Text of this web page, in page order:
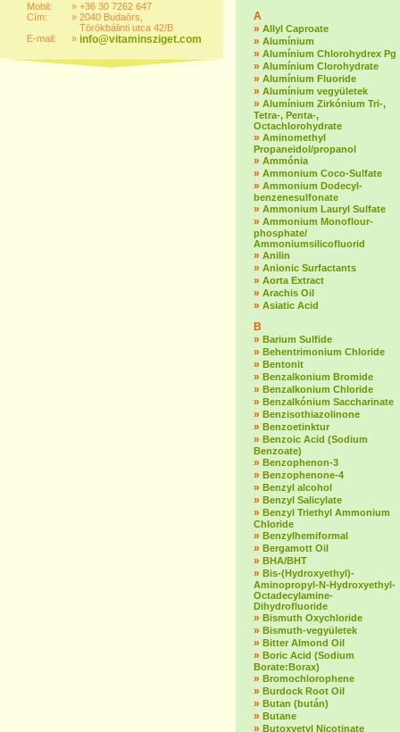
Mobil:
Cím:
E-mail:
»
»
»
+36 30 7262 647
2040 Budaörs,
Törökbálinti utca 42/B
info@vitaminsziget.com
A
» Allyl Caproate
» Alumínium
» Alumínium Chlorohydrex Pg
» Alumínium Clorohydrate
» Alumínium Fluoride
» Alumínium vegyületek
» Alumínium Zirkónium Tri-,
Tetra-, Penta-,
Octachlorohydrate
» Aminomethyl
Propaneidol/propanol
» Ammónia
» Ammonium Coco-Sulfate
» Ammonium Dodecyl-
benzenesulfonate
» Ammonium Lauryl Sulfate
» Ammonium Monoflour-
phosphate/
Ammoniumsilicofluorid
» Anilin
» Anionic Surfactants
» Aorta Extract
» Arachis Oil
» Asiatic Acid
B
» Barium Sulfide
» Behentrimonium Chloride
» Bentonit
» Benzalkonium Bromide
» Benzalkonium Chloride
» Benzalkónium Saccharinate
» Benzisothiazolinone
» Benzoetinktur
» Benzoic Acid (Sodium
Benzoate)
» Benzophenon-3
» Benzophenone-4
» Benzyl alcohol
» Benzyl Salicylate
» Benzyl Triethyl Ammonium
Chloride
» Benzylhemiformal
» Bergamott Oil
» BHA/BHT
» Bis-(Hydroxyethyl)-
Aminopropyl-N-Hydroxyethyl-
Octadecylamine-
Dihydrofluoride
» Bismuth Oxychloride
» Bismuth-vegyületek
» Bitter Almond Oil
» Boric Acid (Sodium
Borate:Borax)
» Bromochlorophene
» Burdock Root Oil
» Butan (bután)
» Butane
» Butoxyetyl Nicotinate